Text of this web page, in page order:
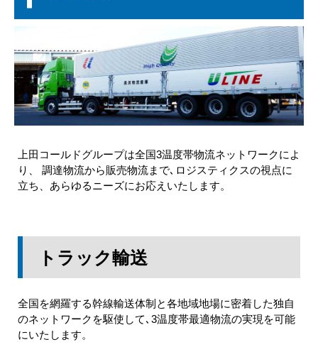
上田コールドグループは全国3温度帯物流ネットワークによ
り、
調達物流から販売物流まで､ロジスティクスの視点に
立ち、あらゆるニーズにお応えいたします。
トラック輸送
全国を網羅する幹線輸送体制と各地域地場に密着した独自
のネットワークを駆使して､3温度帯最適物流の実現を可能
にいたします。